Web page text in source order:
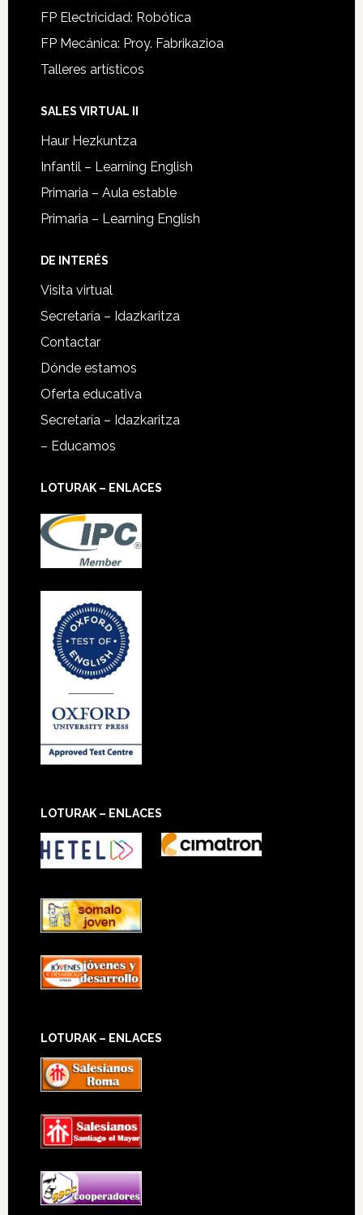
FP Electricidad: Robótica
FP Mecánica: Proy. Fabrikazioa
Talleres artísticos
SALES VIRTUAL II
Haur Hezkuntza
Infantil – Learning English
Primaria – Aula estable
Primaria – Learning English
DE INTERÉS
Visita virtual
Secretaría – Idazkaritza
Contactar
Dónde estamos
Oferta educativa
Secretaría – Idazkaritza
– Educamos
LOTURAK – ENLACES
LOTURAK – ENLACES
LOTURAK – ENLACES